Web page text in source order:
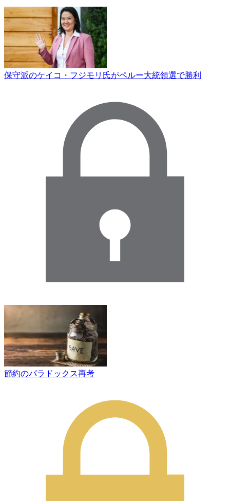
保守派のケイコ・フジモリ氏がペルー大統領選で勝利
節約のパラドックス再考